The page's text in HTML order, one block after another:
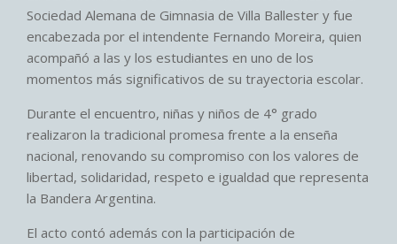
Sociedad Alemana de Gimnasia de Villa Ballester y fue
encabezada por el intendente Fernando Moreira, quien
acompañó a las y los estudiantes en uno de los
momentos más significativos de su trayectoria escolar.
Durante el encuentro, niñas y niños de 4° grado
realizaron la tradicional promesa frente a la enseña
nacional, renovando su compromiso con los valores de
libertad, solidaridad, respeto e igualdad que representa
la Bandera Argentina.
El acto contó además con la participación de